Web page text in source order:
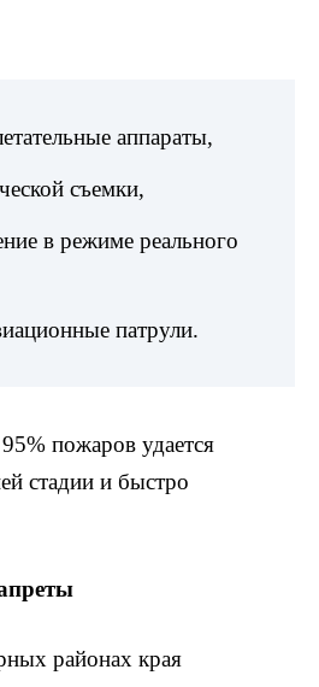
аппараты,
съемки,
в режиме реального
патрули.
пожаров удается
стадии и быстро
районах края